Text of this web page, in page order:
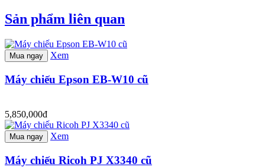
Sản phẩm liên quan
Mua ngay Xem
Máy chiếu Epson EB-W10 cũ
5,850,000đ
Mua ngay Xem
Máy chiếu Ricoh PJ X3340 cũ